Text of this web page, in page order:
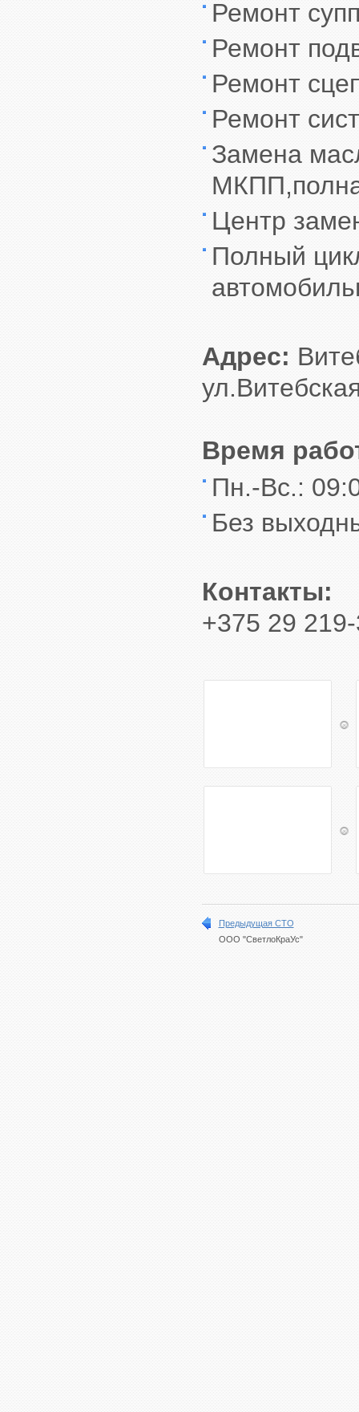
Ремонт
Ремонт
Ремонт
Ремонт
Замена
Центр
Полный
Адрес:
Время
Пн.-Вс.:
Без
Контакты:
+375 29
Предыдущая СТО
ООО "СветлоКраУс"